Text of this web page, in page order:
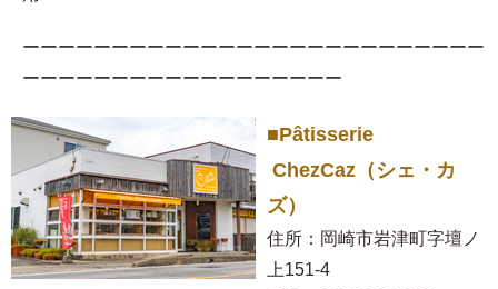
ーーーーーーーーーーーーーーーーーーーーーーーーーー
ーーーーーーーーーーーーーーーーーー
■Pâtisserie
ChezCaz（シェ・カ
ズ）
住所：岡崎市岩津町字壇ノ
上151-4